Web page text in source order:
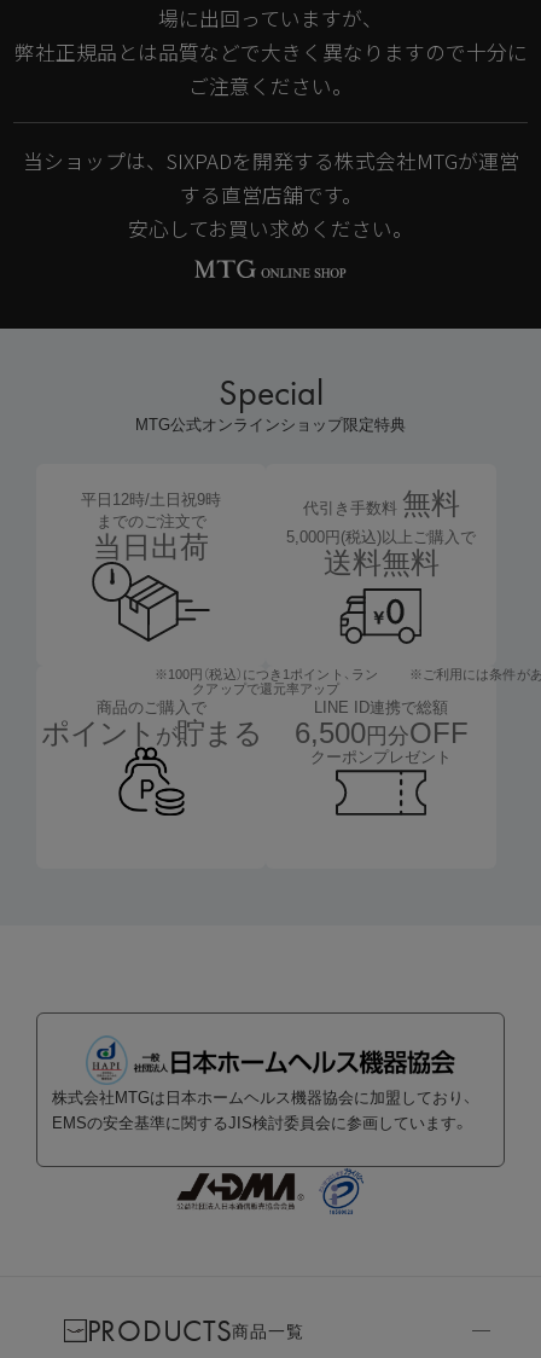
場に出回っていますが、
弊社正規品とは品質などで大きく異なりますので十分に
ご注意ください。
当ショップは、SIXPADを開発する株式会社MTGが運営
する直営店舗です。
安心してお買い求めください。
Special
MTG公式オンラインショップ限定特典
平日12時/土日祝9時
までのご注文で
当日出荷
代引き手数料 無料
5,000円(税込)以上ご購入で
送料無料
商品のご購入で
ポイント が貯まる
※100円（税込）につき1ポイント、 ラン
クアップで還元率アップ
LINE ID連携で総額
6,500円分OFF
クーポンプレゼント
※ご利用には条件が
株式会社MTGは日本ホームヘルス機器協会に加盟しており、
EMSの安全基準に関するJIS検討委員会に参画しています。
PRODUCTS商品一覧